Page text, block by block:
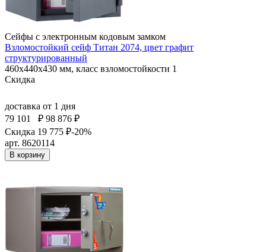
Сейфы с электронным кодовым замком
Взломостойкий сейф Титан 2074, цвет графит
структурированный
460x440x430 мм, класс взломостойкости 1
Скидка
доставка от 1 дня
79 101
₽ 98 876 ₽
Скидка 19 775 ₽-20%
арт. 8620114
В корзину